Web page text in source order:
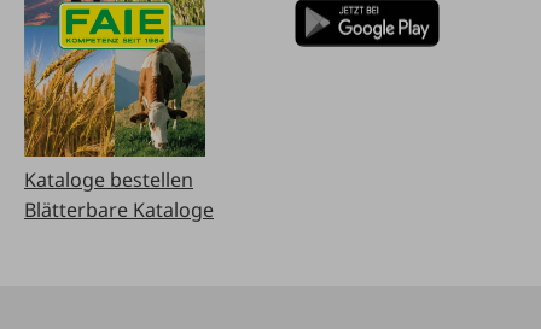
Kataloge bestellen
Blätterbare Kataloge